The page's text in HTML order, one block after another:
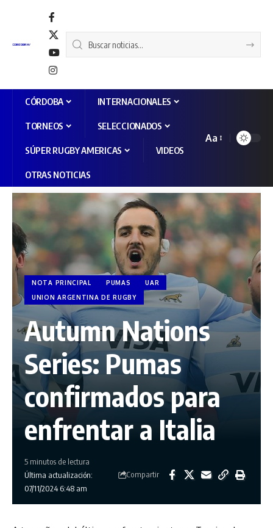
CÓRDOBA INTERNACIONALES
TORNEOS SELECCIONADOS
SÚPER RUGBY AMERICAS VIDEOS
OTRAS NOTICIAS
Aa
NOTA PRINCIPAL PUMAS
UAR
UNION ARGENTINA DE RUGBY
Autumn Nations
Series: Pumas
confirmados para
enfrentar a Italia
Última actualización:
07/11/2024 6:48 am
5 minutos de lectura
Compartir